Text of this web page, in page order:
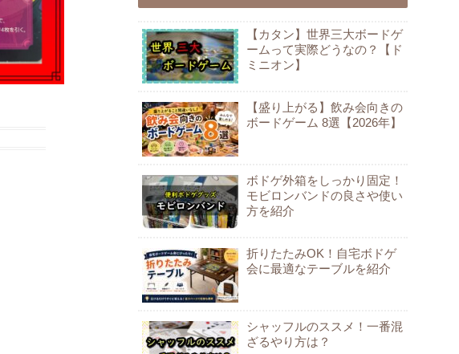
【カタン】世界三大ボードゲ
ームって実際どうなの？【ド
ミニオン】
【盛り上がる】飲み会向きの
ボードゲーム 8選【2026年】
ボドゲ外箱をしっかり固定！
モビロンバンドの良さや使い
方を紹介
折りたたみOK！自宅ボドゲ
会に最適なテーブルを紹介
シャッフルのススメ！一番混
ざるやり方は？